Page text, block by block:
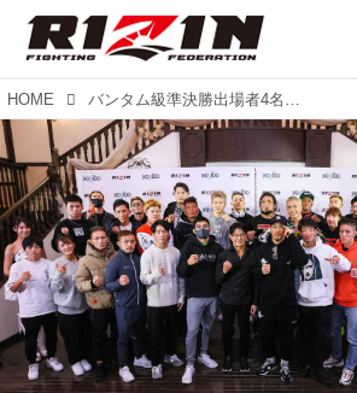
HOME バンタム級準決勝出場者4名を含む、全選手が計量クリア！Yogibo presents RIZIN.33 公開計量結果